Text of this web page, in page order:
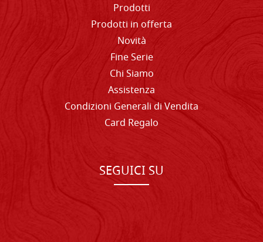
Prodotti
Prodotti in offerta
Novità
Fine Serie
Chi Siamo
Assistenza
Condizioni Generali di Vendita
Card Regalo
SEGUICI SU